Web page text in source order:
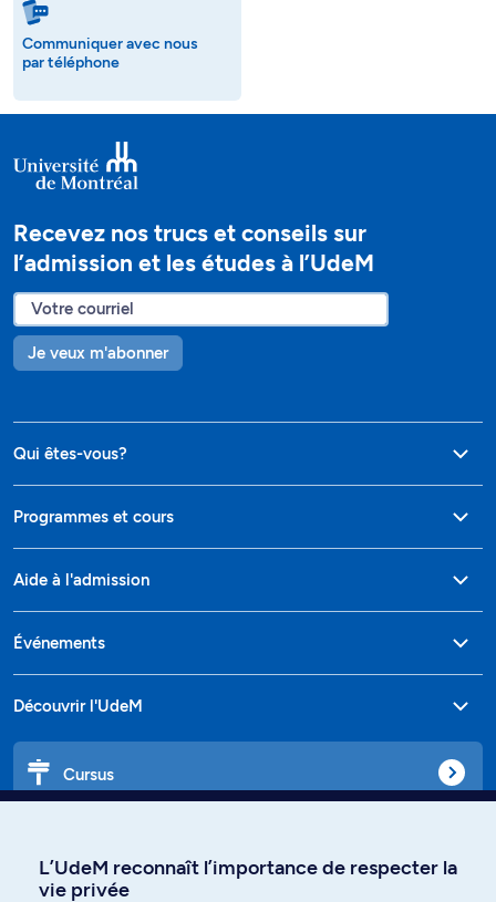
Communiquer avec nous
par téléphone
Recevez nos trucs et conseils sur
l’admission et les études à l’UdeM
Je veux m'abonner
Qui êtes-vous?
Programmes et cours
Aide à l'admission
Événements
Découvrir l'UdeM
Cursus
L’UdeM reconnaît l’importance de respecter la
vie privée